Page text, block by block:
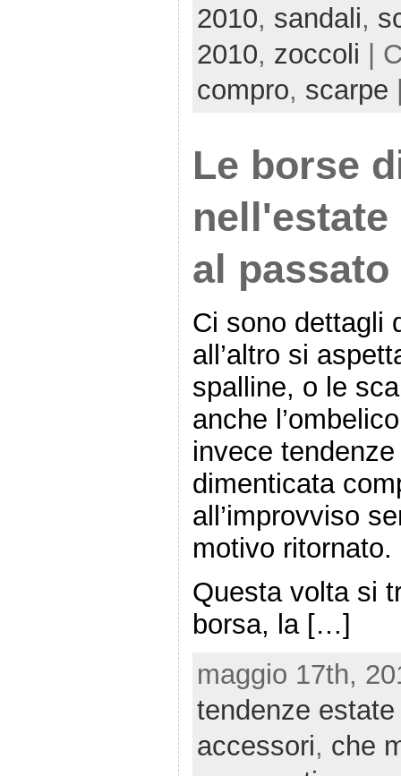
2010, sandali,
2010, zoccoli |
compro, scarpe
Le borse
al passato
Ci sono dettagli
all’altro si
spalline, o le
anche
invece
dimenticata
all’improvviso
motivo ritornato.
Questa volta si
borsa, la […]
maggio 17th,
tendenze
accessori, che